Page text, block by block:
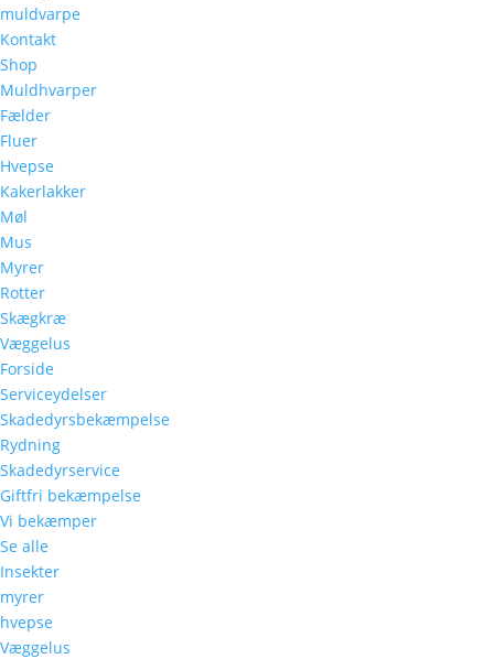
muldvarpe
Kontakt
Shop
Muldhvarper
Fælder
Fluer
Hvepse
Kakerlakker
Møl
Mus
Myrer
Rotter
Skægkræ
Væggelus
Forside
Serviceydelser
Skadedyrsbekæmpelse
Rydning
Skadedyrservice
Giftfri bekæmpelse
Vi bekæmper
Se alle
Insekter
myrer
hvepse
Væggelus